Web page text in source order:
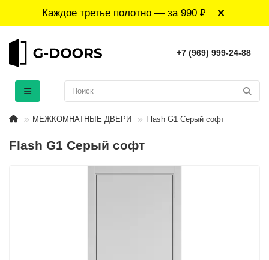
Каждое третье полотно — за 990 ₽
+7 (969) 999-24-88
МЕЖКОМНАТНЫЕ ДВЕРИ Flash G1 Серый софт
Flash G1 Серый софт